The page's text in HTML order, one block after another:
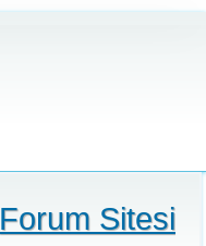
Forum Sitesi